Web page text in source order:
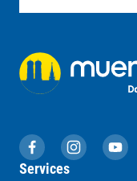
muenchen.de auf
Services